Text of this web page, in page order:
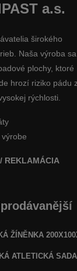
a.s.
širokého
Naša výroba sa
plochy, ktoré
hrozí riziko pádu z
rýchlosti.
REKLAMÁCIA
ŽÍNĚNKA
ATLETICKÁ SADA